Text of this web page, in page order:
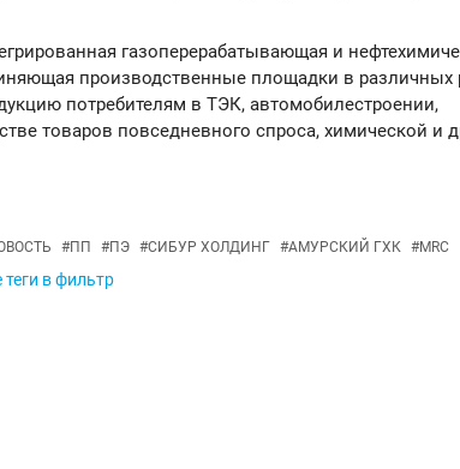
газоперерабатывающая и
производственные площадки в различных
потребителям в ТЭК, автомобилестроении,
товаров повседневного спроса, химической и
#ПП #ПЭ #СИБУР ХОЛДИНГ #АМУРСКИЙ ГХК #MRC
в фильтр